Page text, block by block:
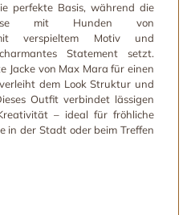
perfekte Basis, während die
mit Hunden von
verspieltem Motiv und
Statement setzt.
Jacke von Max Mara für einen
dem Look Struktur und
Outfit verbindet lässigen
– ideal für fröhliche
in der Stadt oder beim Treffen